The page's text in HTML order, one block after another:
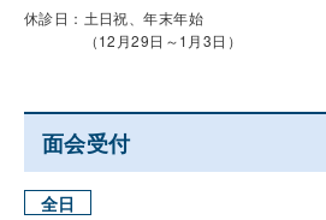
休診日：土日祝、年末年始
（12月29日～1月3日）
面会受付
全日